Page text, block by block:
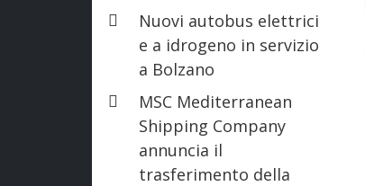
Nuovi autobus elettrici
e a idrogeno in servizio
a Bolzano
MSC Mediterranean
Shipping Company
annuncia il
trasferimento della